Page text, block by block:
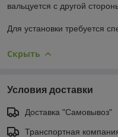
вальцуется с другой
Для установки требуется
Скрыть
Условия доставки
Доставка "Самовывоз"
Транспортная